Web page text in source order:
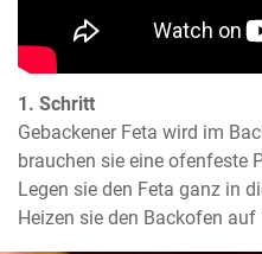
1. Schritt
Gebackener Feta wird im
brauchen sie eine ofenfeste
Legen sie den Feta ganz in
Heizen sie den Backofen auf